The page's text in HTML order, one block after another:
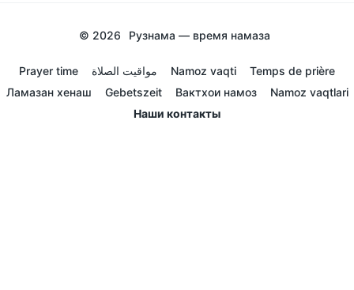
© 2026 Рузнама — время намаза
Prayer time مواقيت الصلاة Namoz vaqti
Temps de prière
Ламазан хенаш
Gebetszeit Вактхои намоз
Namoz vaqtlari
Наши контакты